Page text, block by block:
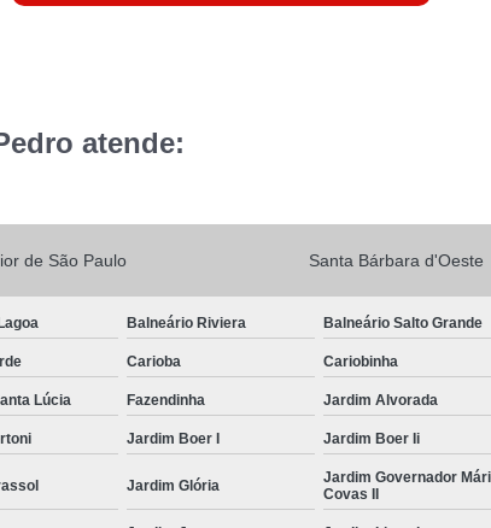
atende:
de São Paulo Santa Bárbara d'Oeste
Balneário Riviera Balneário Salto Grande
Carioba Cariobinha
Lúcia Fazendinha Jardim Alvorada
Jardim Boer I Jardim Boer Ii
Jardim Glória
Jardim Governador
Covas II